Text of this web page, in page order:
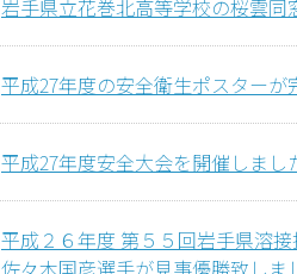
岩手県立花巻北高等学校の桜雲
平成27年度の安全衛生ポスターが
平成27年度安全大会を開催しまし
平成２６年度 第５５回岩手県溶
佐々木国彦選手が見事優勝致しま